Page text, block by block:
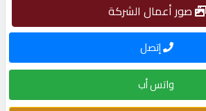
صور أعمال الشركة
إتصل
واتس أب